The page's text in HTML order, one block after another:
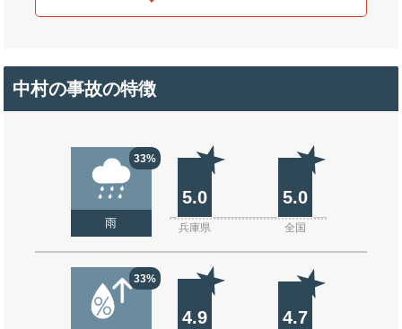
中村の事故の特徴
33%
雨
5.0 5.0
兵庫県 全国
33%
4.9 4.7